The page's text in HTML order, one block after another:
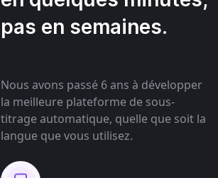
pas en semaines.
Nous avons passé 6 ans à développer
la meilleure plateforme de sous-
titrage automatique, quelle que soit la
langue que vous utilisez.